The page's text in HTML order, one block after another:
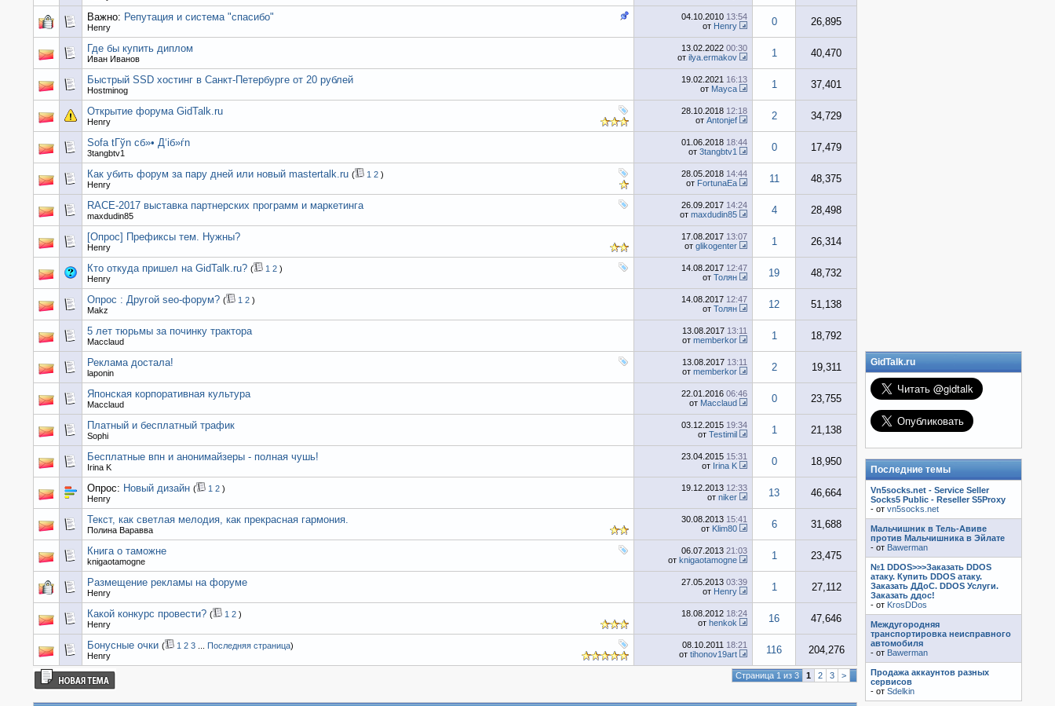
Важно: Репутация и система "спасибо"
Henry
04.10.2010 13:54
от Henry 0 26,895
Где бы купить диплом
Иван Иванов
13.02.2022 00:30
от ilya.ermakov 1 40,470
Быстрый SSD хостинг в Санкт-Петербурге от 20 рублей
Hostminog
19.02.2021 16:13
от Маусa 1 37,401
Открытие форума GidTalk.ru
Henry
28.10.2018 12:18
от Antonjef 2 34,729
Sofa tГўn cб»• Д‘iб»ѓn
3tangbtv1
01.06.2018 18:44
от 3tangbtv1 0 17,479
Как убить форум за пару дней или новый mastertalk.ru ( 1 2 )
Henry
28.05.2018 14:44
от FortunaEa 11 48,375
RACE-2017 выставка партнерских программ и маркетинга
maxdudin85
26.09.2017 14:24
от maxdudin85 4 28,498
[Опрос] Префиксы тем. Нужны?
Henry
17.08.2017 13:07
от glikogenter 1 26,314
Кто откуда пришел на GidTalk.ru? ( 1 2 )
Henry
14.08.2017 12:47
от Толян 19 48,732
Опрос : Другой seo-форум? ( 1 2 )
Makz
14.08.2017 12:47
от Толян 12 51,138
5 лет тюрьмы за починку трактора
Macclaud
13.08.2017 13:11
от memberkor 1 18,792
Реклама достала!
laponin
13.08.2017 13:11
от memberkor 2 19,311
Японская корпоративная культура
Macclaud
22.01.2016 06:46
от Macclaud 0 23,755
Платный и бесплатный трафик
Sophi
03.12.2015 19:34
от Testimil 1 21,138
Бесплатные впн и анонимайзеры - полная чушь!
Irina K
23.04.2015 15:31
от Irina K 0 18,950
Опрос: Новый дизайн ( 1 2 )
Henry
19.12.2013 12:33
от niker 13 46,664
Текст, как светлая мелодия, как прекрасная гармония.
Полина Варавва
30.08.2013 15:41
от Klim80 6 31,688
Книга о таможне
knigaotamogne
06.07.2013 21:03
от knigaotamogne 1 23,475
Размещение рекламы на форуме
Henry
27.05.2013 03:39
от Henry 1 27,112
Какой конкурс провести? ( 1 2 )
Henry
18.08.2012 18:24
от henkok 16 47,646
Бонусные очки ( 1 2 3 Последняя страница)
Henry
08.10.2011 18:21
от tihonov19art 116 204,276
Страница 1 из 3 1 2 3 >
GidTalk.ru
Последние темы
Vn5socks.net - Service Seller
Socks5 Public - Reseller S5Proxy
- от vn5socks.net
Мальчишник в Тель-Авиве
против Мальчишника в Эйлате
- от Bawerman
№1 DDOS>>>Заказать DDOS
атаку. Купить DDOS атаку.
Заказать ДДоС. DDOS Услуги.
Заказать ддос!
- от KrosDDos
Междугородняя
транспортировка неисправного
автомобиля
- от Bawerman
Продажа аккаунтов разных
сервисов
- от Sdelkin